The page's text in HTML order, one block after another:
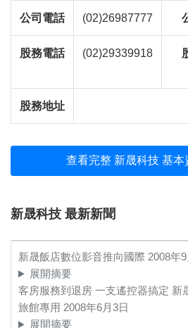
公司電話 (02)26987777
股務電話 (02)29339918
股務地址
查看完整 新晟科技 基本
新晟科技 最新新聞
新晟飯店數位影音推向國際 2008年
展開摘要
客房服務到退房 一支遙控器搞定 新
旅館專用 2008年6月3日
展開摘要